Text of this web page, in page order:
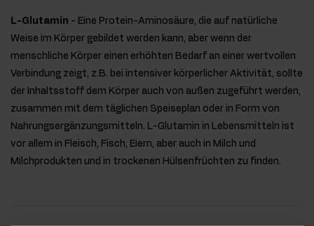
L-Glutamin - Eine Protein-Aminosäure, die auf natürliche
Weise im Körper gebildet werden kann, aber wenn der
menschliche Körper einen erhöhten Bedarf an einer wertvollen
Verbindung zeigt, z.B. bei intensiver körperlicher Aktivität, sollte
der Inhaltsstoff dem Körper auch von außen zugeführt werden,
zusammen mit dem täglichen Speiseplan oder in Form von
Nahrungsergänzungsmitteln. L-Glutamin in Lebensmitteln ist
vor allem in Fleisch, Fisch, Eiern, aber auch in Milch und
Milchprodukten und in trockenen Hülsenfrüchten zu finden.